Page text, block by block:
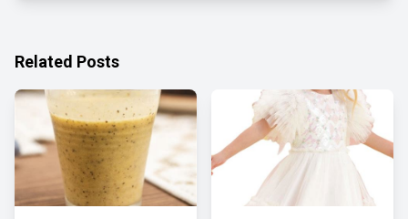
Related Posts